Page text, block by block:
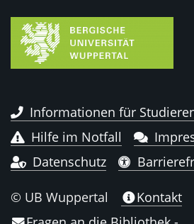
Informationen für
Hilfe im Notfall
Datenschutz
© UB Wuppertal
Kontakt